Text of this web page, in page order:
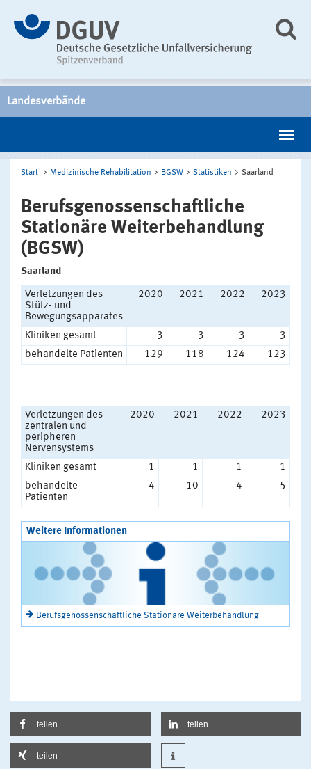
Landesverbände
Start Medizinische Rehabilitation BGSW Statistiken Saarland
Berufsgenossenschaftliche
Stationäre Weiterbehandlung
(BGSW)
Saarland
Verletzungen des
Stütz- und
Bewegungsapparates
2020 2021 2022 2023
Kliniken gesamt 3 3 3
3
behandelte Patienten
129 118 124 123
Verletzungen des
zentralen und
peripheren
Nervensystems
2020 2021 2022 2023
Kliniken gesamt 1 1 1
1
behandelte
Patienten
4 10 4 5
Weitere Informationen
Berufsgenossenschaftliche Stationäre Weiterbehandlung
teilen teilen
teilen